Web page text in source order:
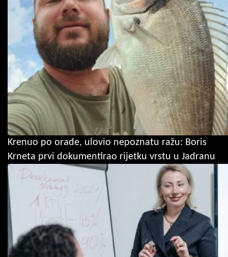
Krenuo po orade, ulovio nepoznatu ražu: Boris
Krneta prvi dokumentirao rijetku vrstu u Jadranu